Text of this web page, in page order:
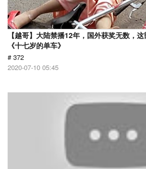
【越哥】大陆禁播12年，国外获奖无数，
《十七岁的单车》
# 372
2020-07-10 05:45